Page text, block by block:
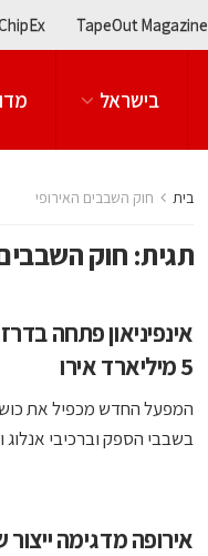
TapeOut Magazine
בישראל
בית חוק השבבים האירופי
תגית: חוק
אינפיניאון פתחה
5 מיליארד אירו
המפעל החדש מכפיל את
בשבבי הספק וברכיבי אנלוג
אירופה מדגימה